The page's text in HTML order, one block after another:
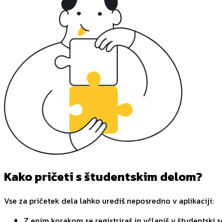
Kako pričeti s študentskim delom?
Vse za pričetek dela lahko urediš neposredno v aplikaciji: